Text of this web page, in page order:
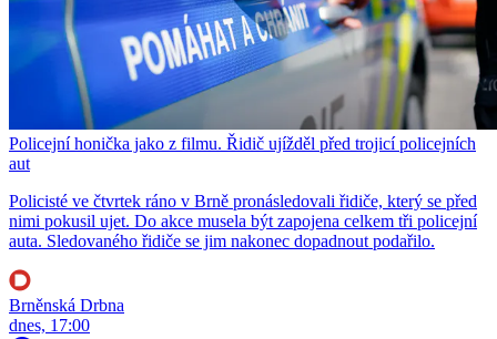
Policejní honička jako z filmu. Řidič ujížděl před trojicí policejních
aut
Policisté ve čtvrtek ráno v Brně pronásledovali řidiče, který se před
nimi pokusil ujet. Do akce musela být zapojena celkem tři policejní
auta. Sledovaného řidiče se jim nakonec dopadnout podařilo.
Brněnská Drbna
dnes, 17:00